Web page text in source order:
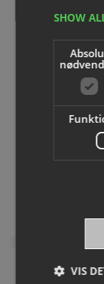
Unihoc
Varenummer:
SHOW
VIS